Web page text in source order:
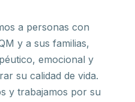
a personas con
y a sus familias,
emocional y
su calidad de vida.
y trabajamos por su